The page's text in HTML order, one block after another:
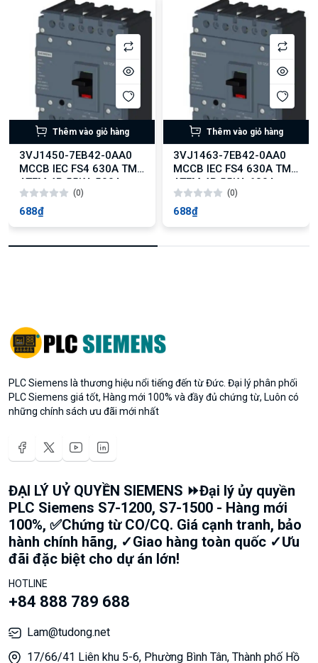
Thêm vào giỏ hàng
3VJ1450-7EB42-0AA0
MCCB IEC FS4 630A TM
ATFM 4P 55KA 500A
(0)
688₫
Thêm vào giỏ hàng
3VJ1463-7EB42-0AA0
MCCB IEC FS4 630A TM
ATFM 4P 55KA 630A
(0)
688₫
PLC Siemens là thương hiệu nổi tiếng đến từ Đức. Đại lý phân phối
PLC Siemens giá tốt, Hàng mới 100% và đầy đủ chứng từ, Luôn có
những chính sách ưu đãi mới nhất
ĐẠI LÝ UỶ QUYỀN SIEMENS ⏩Đại lý ủy quyền
PLC Siemens S7-1200, S7-1500 - Hàng mới
100%, ✅Chứng từ CO/CQ. Giá cạnh tranh, bảo
hành chính hãng, ✓Giao hàng toàn quốc ✓Ưu
đãi đặc biệt cho dự án lớn!
HOTLINE
+84 888 789 688
Lam@tudong.net
17/66/41 Liên khu 5-6, Phường Bình Tân, Thành phố Hồ